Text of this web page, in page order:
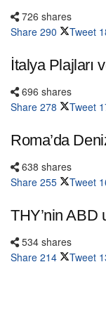
726 shares
Share 290 Tweet
İtalya Plajları
696 shares
Share 278 Tweet
Roma’da
638 shares
Share 255 Tweet
THY’nin ABD
534 shares
Share 214 Tweet